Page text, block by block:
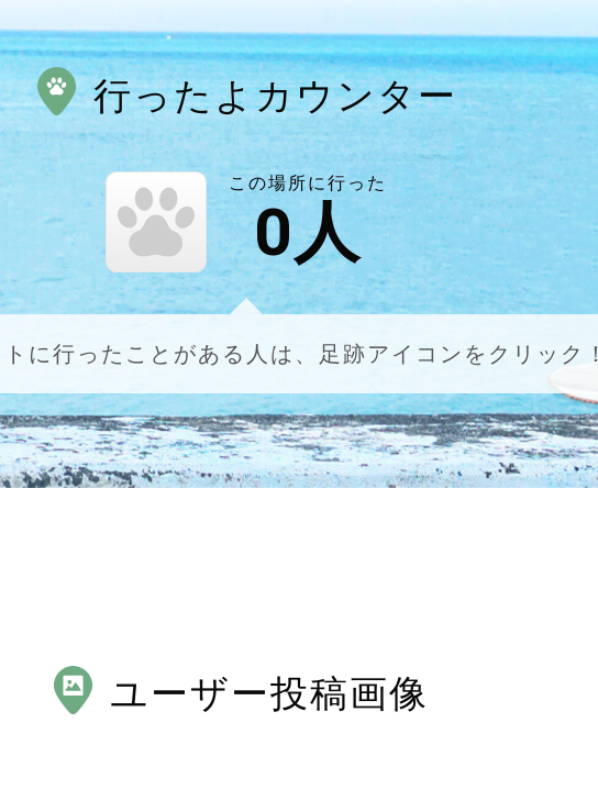
行ったよカウンター
この場所に行った
0人
に行ったことがある人は、足跡アイコンをクリック！
ユーザー投稿画像